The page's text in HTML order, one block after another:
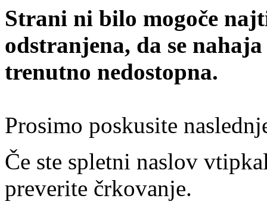
Strani ni bilo mogoče
odstranjena, da se
trenutno nedostopna.
Prosimo poskusite
Če ste spletni naslov
preverite črkovanje.